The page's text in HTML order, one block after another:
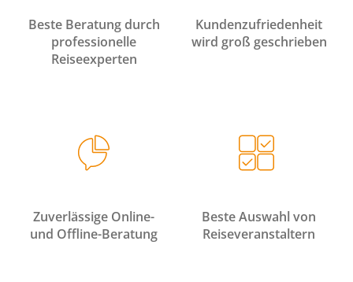
Beste Beratung durch
professionelle
Reiseexperten
Kundenzufriedenheit
wird groß geschrieben
Zuverlässige Online-
und Offline-Beratung
Beste Auswahl von
Reiseveranstaltern